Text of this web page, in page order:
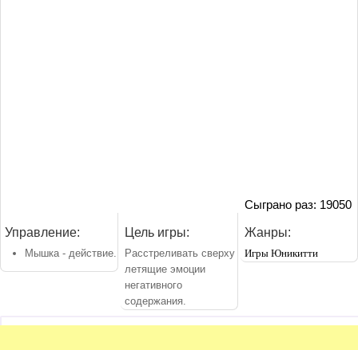
Сыграно раз: 19050
Управление:
Мышка - действие.
Цель игры:
Расстреливать сверху
летящие эмоции
негативного
содержания.
Жанры:
Игры Юникитти